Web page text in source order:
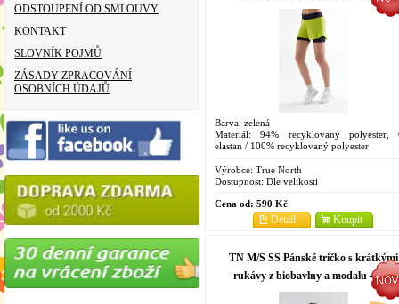
ODSTOUPENÍ OD SMLOUVY
KONTAKT
SLOVNÍK POJMŮ
ZÁSADY ZPRACOVÁNÍ
OSOBNÍCH ÚDAJŮ
Barva: zelená
Materiál: 94% recyklovaný polyester,
elastan / 100% recyklovaný polyester
Výrobce: True North
Dostupnost: Dle velikosti
Cena od: 590 Kč
Koupit
Detail
TN M/S SS Pánské tričko s krátkými
rukávy z biobavlny a modalu - bílá